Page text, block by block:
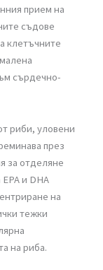
прием на
съдове
клетъчните
сърдечно-
риби, уловени
през
за отделяне
ЕРА и DHA
на
тежки
на риба.